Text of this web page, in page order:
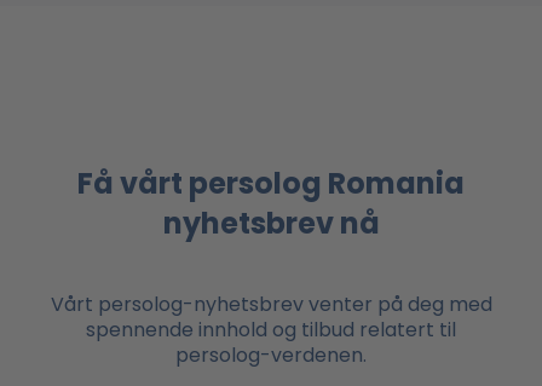
Få vårt persolog Romania
nyhetsbrev nå
Vårt persolog-nyhetsbrev venter på deg med
spennende innhold og tilbud relatert til
persolog-verdenen.